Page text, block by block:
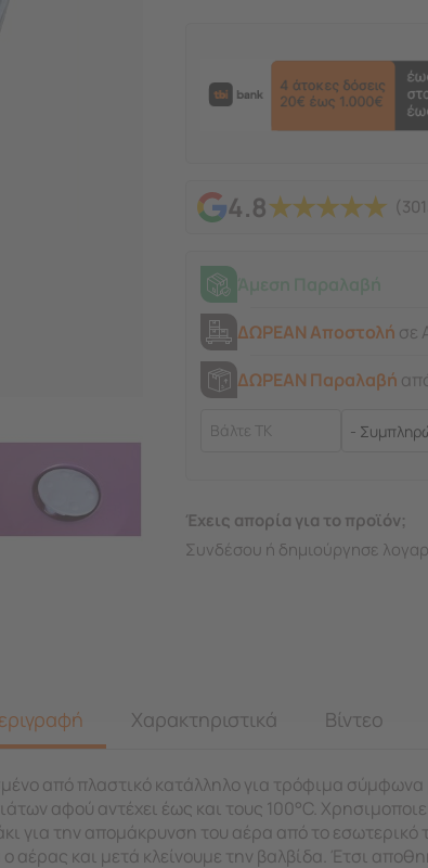
4.8★★★★★
ΔΩΡΕΑΝ Αποστολή σε
ΔΩΡΕΑΝ Παραλαβή
Έχεις απορία για το προϊόν;
Συνδέσου ή δημιούργησε
Χαρακτηριστικά Βίντεο
από πλαστικό κατάλληλο για τρόφιμα
αφού αντέχει έως και τους 100°C.
για την απομάκρυνση του αέρα από το
και μετά κλείνουμε την βαλβίδα. Έτσι